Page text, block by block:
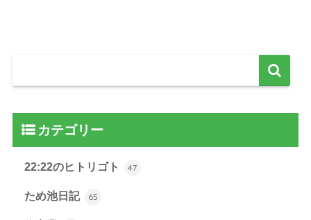
カテゴリー
22:22のヒトリゴト 47
ため池日記 65